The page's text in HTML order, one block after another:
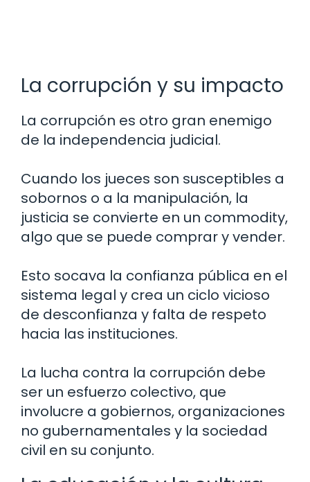
La corrupción y su impacto
La corrupción es otro gran enemigo
de la independencia judicial.
Cuando los jueces son susceptibles a
sobornos o a la manipulación, la
justicia se convierte en un commodity,
algo que se puede comprar y vender.
Esto socava la confianza pública en el
sistema legal y crea un ciclo vicioso
de desconfianza y falta de respeto
hacia las instituciones.
La lucha contra la corrupción debe
ser un esfuerzo colectivo, que
involucre a gobiernos, organizaciones
no gubernamentales y la sociedad
civil en su conjunto.